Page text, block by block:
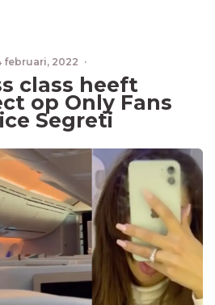
februari, 2022 ·
class heeft
op Only Fans
Segreti